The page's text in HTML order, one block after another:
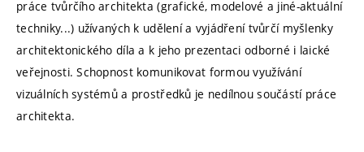
práce tvůrčího architekta (grafické, modelové a jiné-aktuální
techniky...) užívaných k udělení a vyjádření tvůrčí myšlenky
architektonického díla a k jeho prezentaci odborné i laické
veřejnosti. Schopnost komunikovat formou využívání
vizuálních systémů a prostředků je nedílnou součástí práce
architekta.